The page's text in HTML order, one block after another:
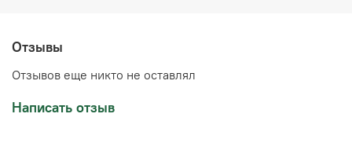
Отзывы
Отзывов еще никто не оставлял
Написать отзыв